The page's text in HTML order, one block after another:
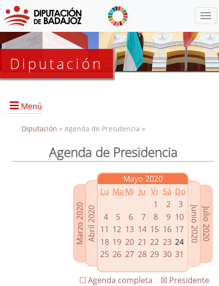
Diputación
Menú
Presidencia
Enlaces relacionados
Agenda de Presidencia
Plenos provinciales y Juntas de gobierno
Oficina de Proyectos Europeos
Diputación » Agenda de Presidencia »
Agenda de Presidencia
Marzo 2020Abril 2020
Mayo 2020
Lu Ma Mi Ju Vi Sá Do
1
2
3
4
5 6 7 8 9 10
11 12 13 14 15 16 17
18 19 20 21 22 23 24
25 26 27 28 29 30 31
Julio 2020
Junio 2020
☒ Presidente
☐ Agenda completa